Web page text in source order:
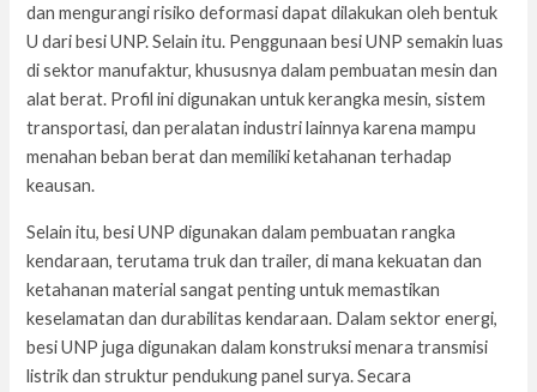
dan mengurangi risiko deformasi dapat dilakukan oleh bentuk
U dari besi UNP. Selain itu. Penggunaan besi UNP semakin luas
di sektor manufaktur, khususnya dalam pembuatan mesin dan
alat berat. Profil ini digunakan untuk kerangka mesin, sistem
transportasi, dan peralatan industri lainnya karena mampu
menahan beban berat dan memiliki ketahanan terhadap
keausan.
Selain itu, besi UNP digunakan dalam pembuatan rangka
kendaraan, terutama truk dan trailer, di mana kekuatan dan
ketahanan material sangat penting untuk memastikan
keselamatan dan durabilitas kendaraan. Dalam sektor energi,
besi UNP juga digunakan dalam konstruksi menara transmisi
listrik dan struktur pendukung panel surya. Secara